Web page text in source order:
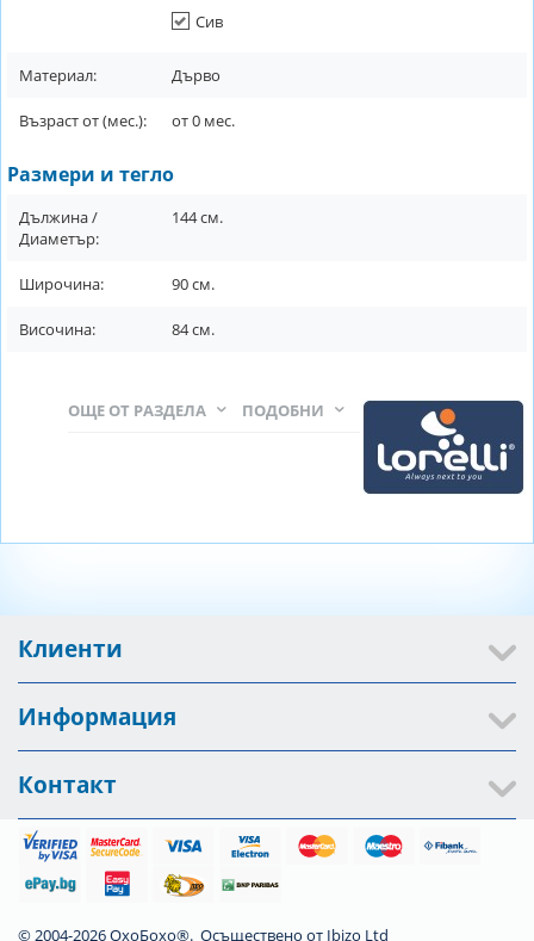
Сив
Материал: Дърво
Възраст от (мес.): от0 мес.
Размери и тегло
Дължина /
Диаметър:
144см.
Широчина: 90см.
Височина: 84см.
ПОДОБНИ
ОЩЕ ОТ РАЗДЕЛА
Клиенти
Информация
Контакт
© 2004-2026 ОхоБохо®. Осъществено от Ibizo Ltd